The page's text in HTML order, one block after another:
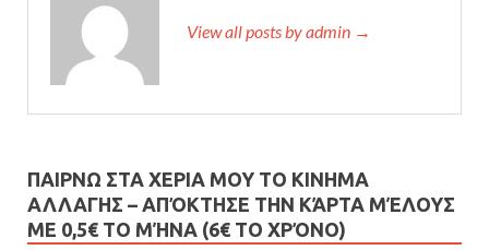
View all posts by admin →
ΠΑΙΡΝΩ ΣΤΑ ΧΕΡΙΑ ΜΟΥ ΤΟ ΚΙΝΗΜΑ
ΑΛΛΑΓΗΣ – AΠΌΚΤΗΣΕ ΤΗΝ ΚΆΡΤΑ ΜΈΛΟΥΣ
ΜΕ 0,5€ ΤΟ ΜΉΝΑ (6€ ΤΟ ΧΡΌΝΟ)